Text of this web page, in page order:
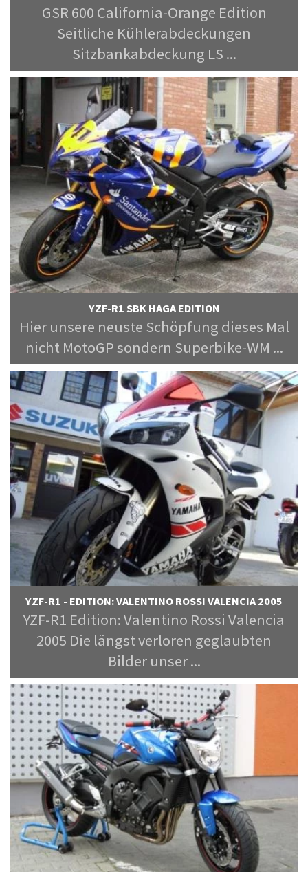
GSR 600 California-Orange Edition
Seitliche Kühlerabdeckungen
Sitzbankabdeckung LS ...
YZF-R1 SBK HAGA EDITION
Hier unsere neuste Schöpfung dieses Mal
nicht MotoGP sondern Superbike-WM ...
YZF-R1 - EDITION: VALENTINO ROSSI VALENCIA 2005
YZF-R1 Edition: Valentino Rossi Valencia
2005 Die längst verloren geglaubten
Bilder unser ...